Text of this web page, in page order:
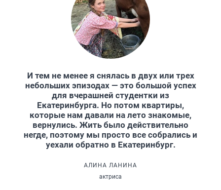
И тем не менее я снялась в двух или трех
небольших эпизодах — это большой успех
для вчерашней студентки из
Екатеринбурга. Но потом квартиры,
которые нам давали на лето знакомые,
вернулись. Жить было действительно
негде, поэтому мы просто все собрались и
уехали обратно в Екатеринбург.
АЛИНА ЛАНИНА
актриса